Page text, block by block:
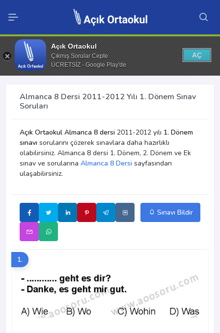
Açık Ortaokul
Çıkmış Sorular Cepte
ÜCRETSİZ - Google Play'de
AÇ
Almanca 8 Dersi 2011-2012 Yılı 1. Dönem Sınav
Soruları
Açık Ortaokul Almanca 8 dersi 2011-2012 yılı 1. Dönem
sınavı sorularını çözerek sınavlara daha hazırlıklı
olabilirsiniz. Almanca 8 dersi 1. Dönem, 2. Dönem ve Ek
sınav ve sorularına Almanca 8 Dersi sayfasından
ulaşabilirsiniz.
Sınavı Bildir
1.